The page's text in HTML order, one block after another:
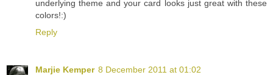
underlying theme and your card looks just great with these
colors!:)
Reply
Marjie Kemper 8 December 2011 at 01:02